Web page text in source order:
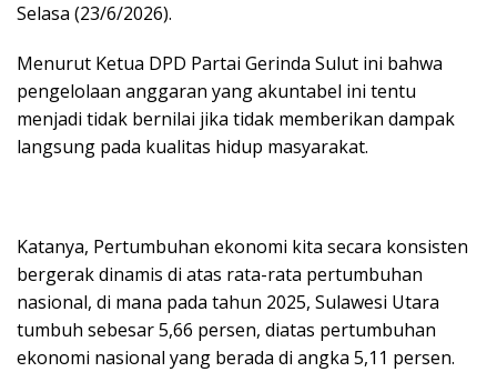
Selasa (23/6/2026).
Menurut Ketua DPD Partai Gerinda Sulut ini bahwa
pengelolaan anggaran yang akuntabel ini tentu
menjadi tidak bernilai jika tidak memberikan dampak
langsung pada kualitas hidup masyarakat.
Katanya, Pertumbuhan ekonomi kita secara konsisten
bergerak dinamis di atas rata-rata pertumbuhan
nasional, di mana pada tahun 2025, Sulawesi Utara
tumbuh sebesar 5,66 persen, diatas pertumbuhan
ekonomi nasional yang berada di angka 5,11 persen.